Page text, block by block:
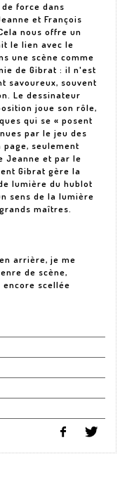
force dans
et François
nous offre un
le lien avec le
une scène comme
de Gibrat : il n'est
savoureux, souvent
Le dessinateur
joue son rôle,
qui se « posent
par le jeu des
seulement
Jeanne et par le
Gibrat gère la
lumière du hublot
sens de la lumière
maîtres.
arrière, je me
de scène,
scellée